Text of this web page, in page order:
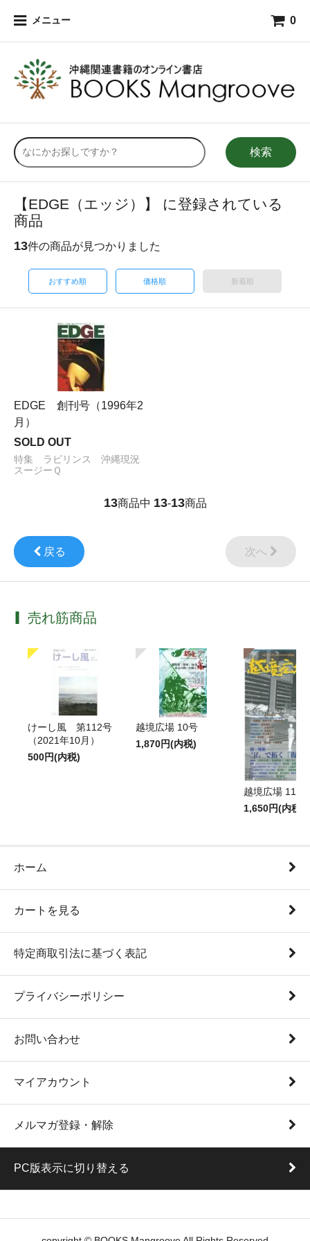
メニュー 0
検索
【EDGE（エッジ）】 に登録されている
商品
13件の商品が見つかりました
おすすめ順 価格順 新着順
EDGE 創刊号（1996年2
月）
SOLD OUT
特集 ラビリンス 沖縄現況
スージーＱ
13商品中 13-13商品
戻る 次へ
売れ筋商品
けーし風 第112号
（2021年10月）
500円(内税)
越境広場 10号
1,870円(内税)
越境広場 11号
1,650円(内税)
ホーム
カートを見る
特定商取引法に基づく表記
プライバシーポリシー
お問い合わせ
マイアカウント
メルマガ登録・解除
PC版表示に切り替える